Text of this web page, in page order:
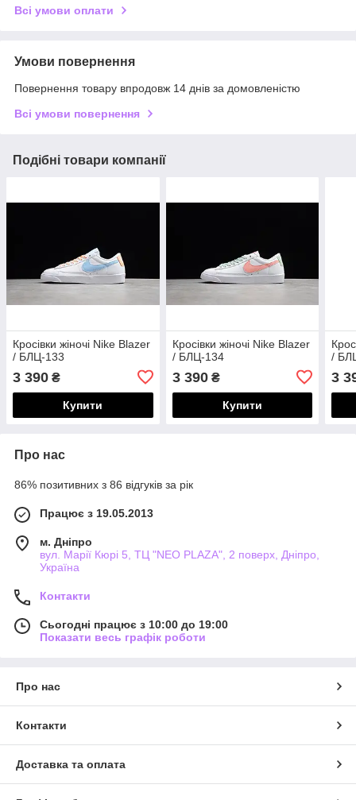
Всі умови оплати
Умови повернення
Повернення товару впродовж 14 днів за домовленістю
Всі умови повернення
Подібні товари компанії
Кросівки жіночі Nike Blazer
/ БЛЦ-133
3 390 ₴
Купити
Кросівки жіночі Nike Blazer
/ БЛЦ-134
3 390₴
Купити
/
3
Про нас
86% позитивних з 86 відгуків за рік
Працює з 19.05.2013
м. Дніпро
вул. Марії Кюрі 5, ТЦ "NEO PLAZA", 2 поверх, Дніпро,
Україна
Контакти
Сьогодні працює з 10:00 до 19:00
Показати весь графік роботи
Про нас
Контакти
Доставка та оплата